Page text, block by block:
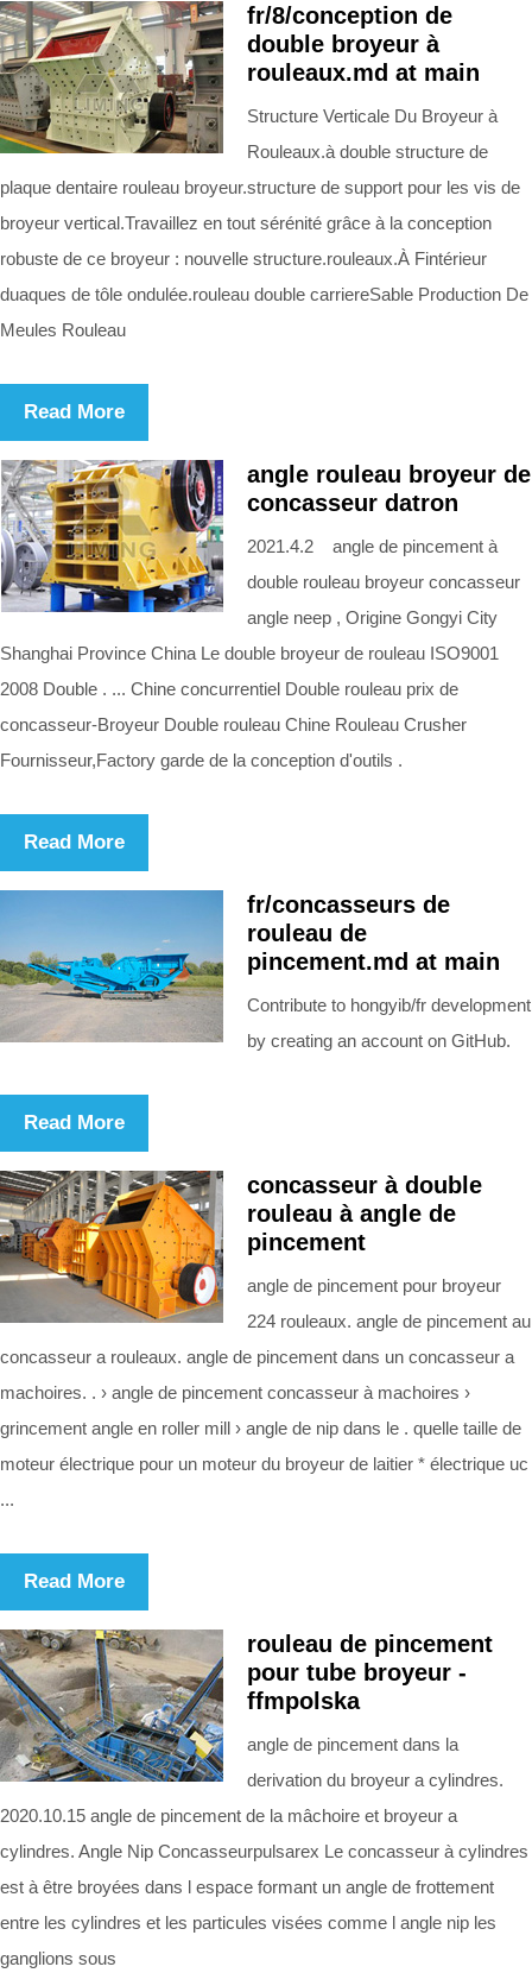
fr/8/conception de
double broyeur à
rouleaux.md at main
Structure Verticale Du Broyeur à
Rouleaux.à double structure de
plaque dentaire rouleau broyeur.structure de support pour les vis de
broyeur vertical.Travaillez en tout sérénité grâce à la conception
robuste de ce broyeur : nouvelle structure.rouleaux.À Fintérieur
duaques de tôle ondulée.rouleau double carriereSable Production De
Meules Rouleau
Read More
angle rouleau broyeur de
concasseur datron
2021.4.2 angle de pincement à
double rouleau broyeur concasseur
angle neep , Origine Gongyi City
Shanghai Province China Le double broyeur de rouleau ISO9001
2008 Double . ... Chine concurrentiel Double rouleau prix de
concasseur-Broyeur Double rouleau Chine Rouleau Crusher
Fournisseur,Factory garde de la conception d'outils .
Read More
fr/concasseurs de
rouleau de
pincement.md at main
Contribute to hongyib/fr development
by creating an account on GitHub.
Read More
concasseur à double
rouleau à angle de
pincement
angle de pincement pour broyeur
224 rouleaux. angle de pincement au
concasseur a rouleaux. angle de pincement dans un concasseur a
machoires. . › angle de pincement concasseur à machoires ›
grincement angle en roller mill › angle de nip dans le . quelle taille de
moteur électrique pour un moteur du broyeur de laitier * électrique uc
...
Read More
rouleau de pincement
pour tube broyeur -
ffmpolska
angle de pincement dans la
derivation du broyeur a cylindres.
2020.10.15 angle de pincement de la mâchoire et broyeur a
cylindres. Angle Nip Concasseurpulsarex Le concasseur à cylindres
est à être broyées dans l espace formant un angle de frottement
entre les cylindres et les particules visées comme l angle nip les
ganglions sous